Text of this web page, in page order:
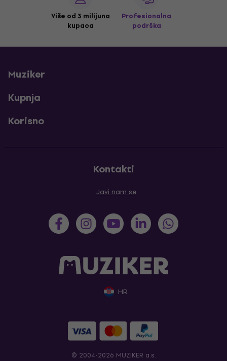
Više od 3 milijuna
kupaca
Profesionalna
podrška
Muziker
Kupnja
Korisno
Kontakti
Javi nam se
HR
© 2004-2026 MUZIKER a.s.